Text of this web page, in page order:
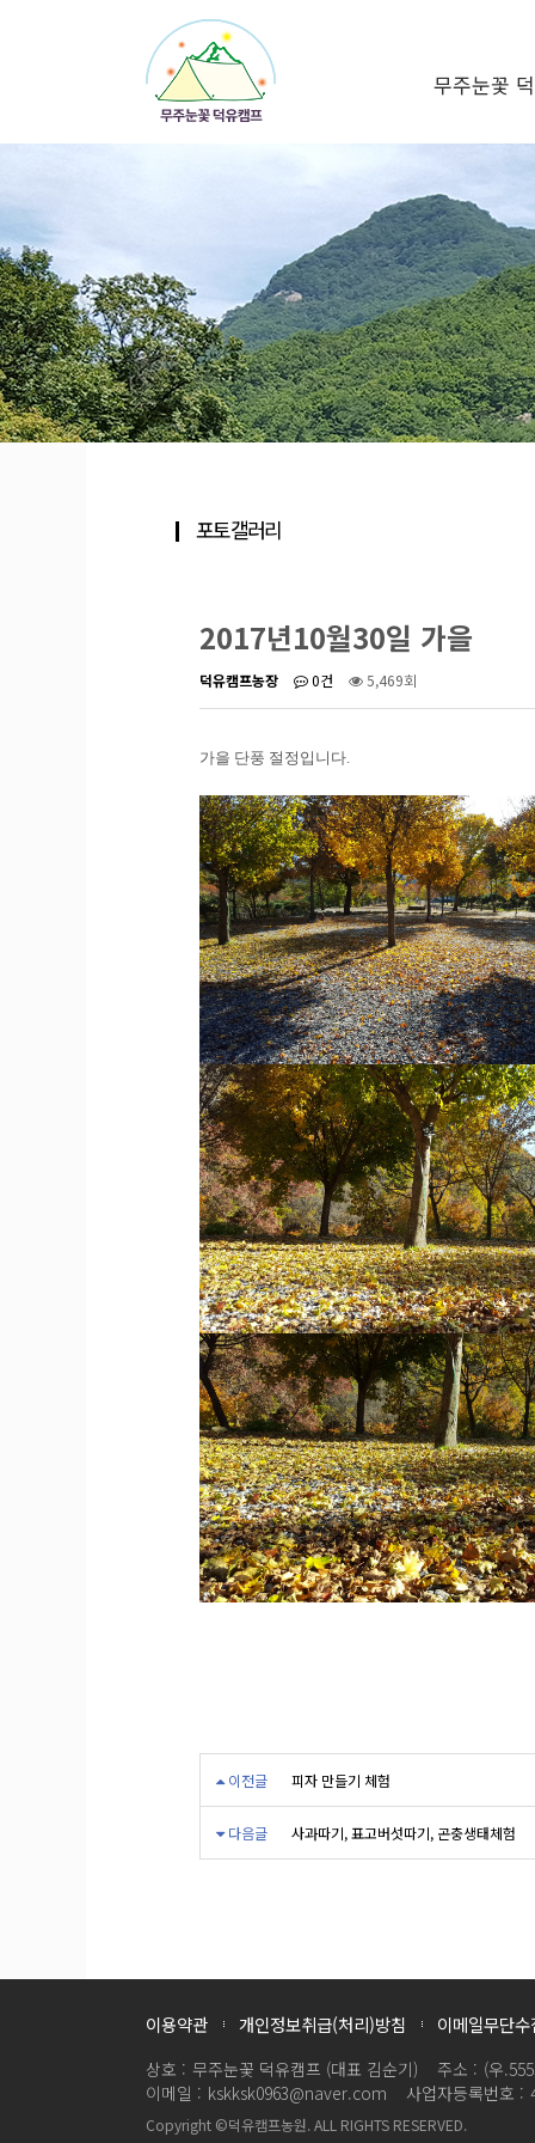
무주눈꽃
포토갤러리
2017년10월30일 가을
덕유캠프농장 0건 5,469회
가을 단풍 절정입니다.
이전글 피자 만들기 체험
다음글 사과따기, 표고버섯따기, 곤충생태체험
이용약관 개인정보취급(처리)방침 이메일무단
상호 : 무주눈꽃 덕유캠프 (대표 김순기) 주소 : (우
이메일 : kskksk0963@naver.com 사업자등록번호 :
Copyright ©덕유캠프농원. ALL RIGHTS RESERVED.